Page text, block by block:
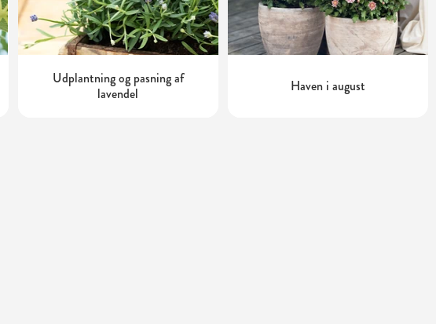
Udplantning og pasning af
lavendel
Haven i august